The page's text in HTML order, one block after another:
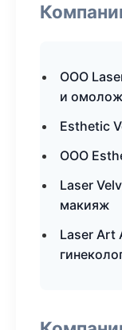
ООО
и
Esthetic
ООО
Laser
макияж
Laser Art